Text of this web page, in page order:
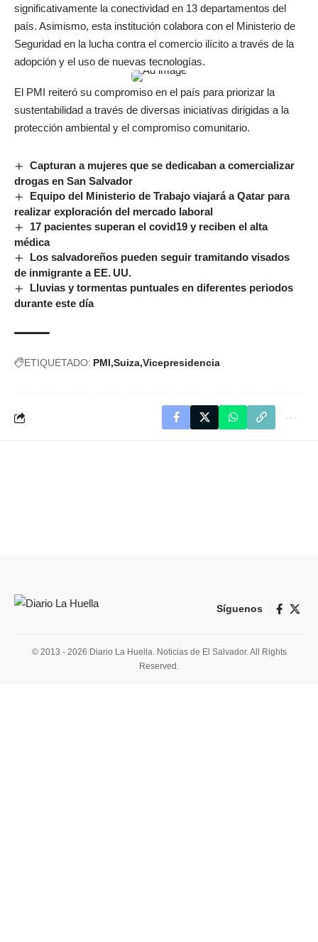
significativamente la conectividad en 13 departamentos del
país. Asimismo, esta institución colabora con el Ministerio de
Seguridad en la lucha contra el comercio ilícito a través de la
adopción y el uso de nuevas tecnologías.
El PMI reiteró su compromiso en el país para priorizar la
sustentabilidad a través de diversas iniciativas dirigidas a la
protección ambiental y el compromiso comunitario.
Capturan a mujeres que se dedicaban a comercializar
drogas en San Salvador
Equipo del Ministerio de Trabajo viajará a Qatar para
realizar exploración del mercado laboral
17 pacientes superan el covid19 y reciben el alta
médica
Los salvadoreños pueden seguir tramitando visados
de inmigrante a EE. UU.
Lluvias y tormentas puntuales en diferentes periodos
durante este día
ETIQUETADO: PMI Suiza Vicepresidencia
Síguenos
© 2013 - 2026 Diario La Huella. Noticias de El Salvador. All Rights
Reserved.